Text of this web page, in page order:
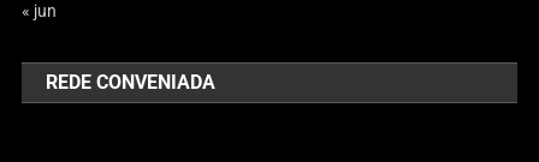
« jun
REDE CONVENIADA